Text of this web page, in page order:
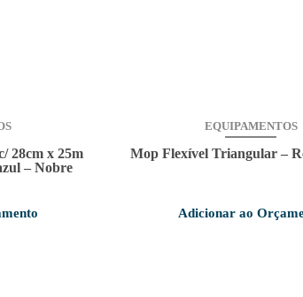
28cm x 25m
– Nobre
EQUIPAMENTOS
Mop Flexível Triangular –
Adicionar ao